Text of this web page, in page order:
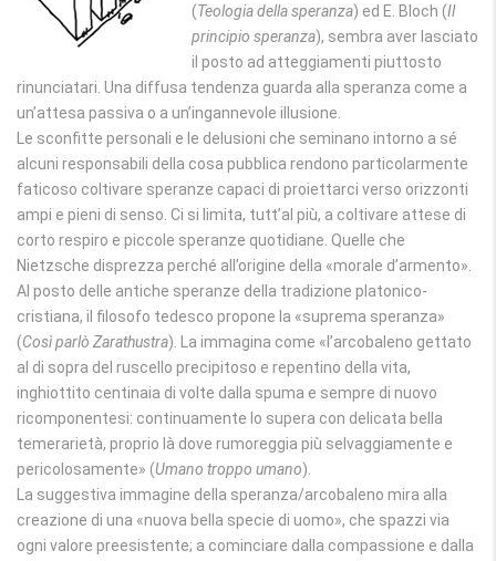
(Teologia della speranza) ed E. Bloch (Il
principio speranza), sembra aver lasciato
il posto ad atteggiamenti piuttosto
rinunciatari. Una diffusa tendenza guarda alla speranza come a
un’attesa passiva o a un’ingannevole illusione.
Le sconfitte personali e le delusioni che seminano intorno a sé
alcuni responsabili della cosa pubblica rendono particolarmente
faticoso coltivare speranze capaci di proiettarci verso orizzonti
ampi e pieni di senso. Ci si limita, tutt’al più, a coltivare attese di
corto respiro e piccole speranze quotidiane. Quelle che
Nietzsche disprezza perché all’origine della «morale d’armento».
Al posto delle antiche speranze della tradizione platonico-
cristiana, il filosofo tedesco propone la «suprema speranza»
(Così parlò Zarathustra). La immagina come «l’arcobaleno gettato
al di sopra del ruscello precipitoso e repentino della vita,
inghiottito centinaia di volte dalla spuma e sempre di nuovo
ricomponentesi: continuamente lo supera con delicata bella
temerarietà, proprio là dove rumoreggia più selvaggiamente e
pericolosamente» (Umano troppo umano).
La suggestiva immagine della speranza/arcobaleno mira alla
creazione di una «nuova bella specie di uomo», che spazzi via
ogni valore preesistente; a cominciare dalla compassione e dalla